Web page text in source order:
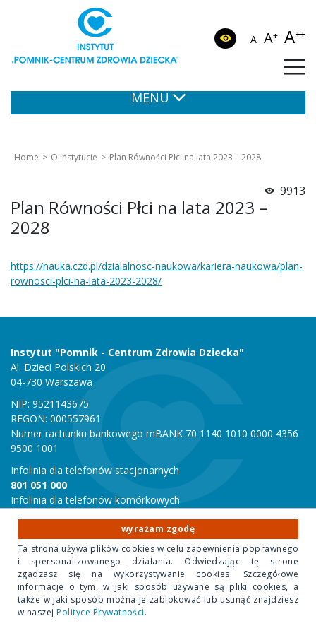
A A+ A++
MENU
Home O instytucie Plan Równości Płci na lata 2023 – 2028
9913
Plan Równości Płci na lata 2023 –
2028
https://nauka.czd.pl/dzialalnosc-naukowa/kariera-naukowa/plan-
rownosci-plci-na-lata-2023-2028/
Instytut "Pomnik - Centrum Zdrowia Dziecka"
Al. Dzieci Polskich 20
04-730 Warszawa
NIP: 9521143675
REGON: 000557961
Numer rachunku bankowego mBANK 70 1140 1010 0000 4356
9500 1001
Infolinia dla telefonów stacjonarnych
801 051 000
Infolinia dla telefonów komórkowych
Copyright 2020 Instytut "Pomnik Centrum Zdrowia Dziecka"
Design Park
- projektowanie stron internetowych
wyrażam zgodę
Ta strona używa plików cookies w celu zapewnienia poprawnego
i spersonalizowanego działania. Odwiedzając tę strone
zgadzasz się na wykorzystywanie cookies. Szczegółowe
informacje o tym, w jaki sposób używane są pliki cookies, a
także w jaki sposób można je zablokować lub usunąć znajdziesz
w naszejPolityce Prywatności.